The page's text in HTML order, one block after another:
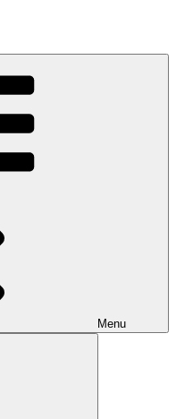
Menu